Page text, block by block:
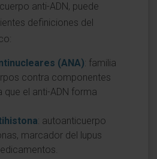
anti-ADN, puede
definiciones del
(ANA): familia
contra componentes
que el anti-ADN forma
: autoanticuerpo
marcador del lupus